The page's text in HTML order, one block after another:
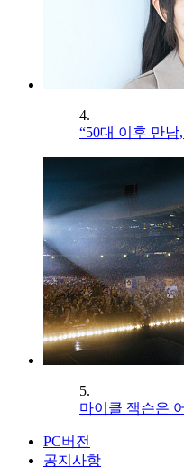
4.
“50대 이후 만남
5.
마이클 잭슨은
PC버전
공지사항